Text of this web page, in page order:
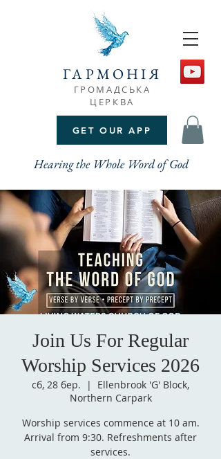
GET OUR APP
ГАРМОНІЯ
ГРОМАДСЬКА
ЦЕРКВА
Hearing the Whole Word of God
Join Us For Regular
Worship Services 2026
сб, 28 бер.
  |
Ellenbrook 'G' Block,
Northern Carpark
Worship services commence at 10 am.
Arrival from 9:30. Refreshments after
services.